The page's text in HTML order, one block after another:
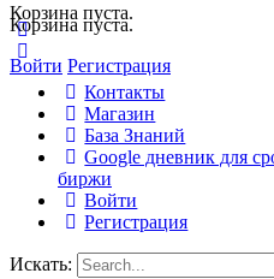
Корзина пуста.
Войти Регистрация
Корзина пуста.
Контакты
Магазин
База Знаний
Google дневник для
биржи
Войти
Регистрация
Искать: